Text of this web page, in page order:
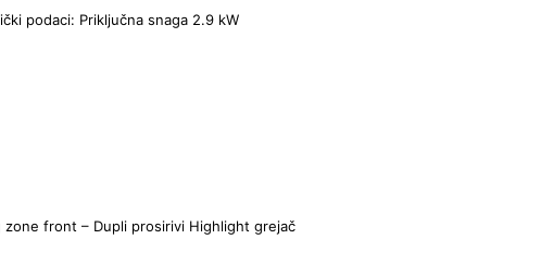
podaci: Priključna snaga 2.9 kW
front – Dupli prosirivi Highlight grejač